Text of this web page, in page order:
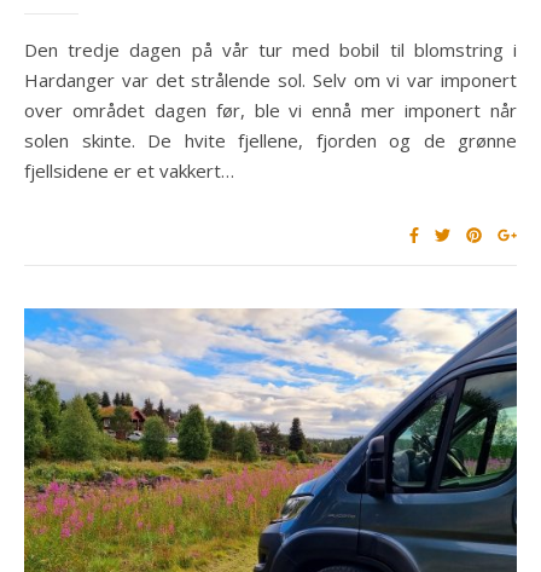
Den tredje dagen på vår tur med bobil til blomstring i
Hardanger var det strålende sol. Selv om vi var imponert
over området dagen før, ble vi ennå mer imponert når
solen skinte. De hvite fjellene, fjorden og de grønne
fjellsidene er et vakkert…